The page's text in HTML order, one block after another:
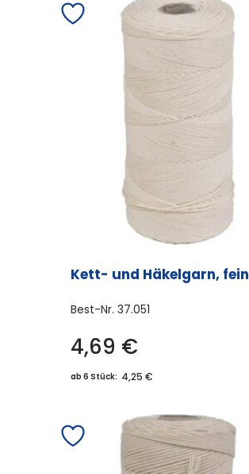
Kett- und Häkelgarn, fein
Best-Nr. 37.051
4,69 €
ab 6 Stück: 4,25 €